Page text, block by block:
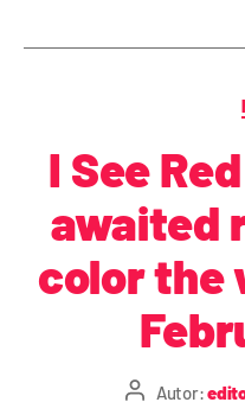
I See
awaited
color the
Autor: